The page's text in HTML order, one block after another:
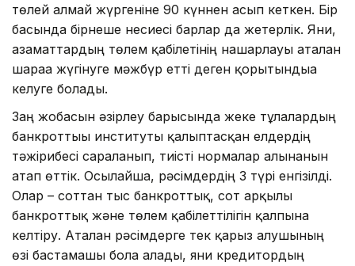
төлей алмай жүргеніне 90 күннен асып кеткен. Бір
басында бірнеше несиесі барлар да жетерлік. Яғни,
азаматтардың төлем қабілетінің нашарлауы аталған
шараға жүгінуге мәжбүр етті деген қорытындыға
келуге болады.
Заң жобасын әзірлеу барысында жеке тұлғалардың
банкроттығы институты қалыптасқан елдердің
тәжірибесі сараланып, тиісті нормалар алынғанын
атап өттік. Осылайша, рәсімдердің 3 түрі енгізілді.
Олар – соттан тыс банкроттық, сот арқылы
банкроттық және төлем қабілеттілігін қалпына
келтіру. Аталған рәсімдерге тек қарыз алушының
өзі бастамашы бола алады, яғни кредитордың